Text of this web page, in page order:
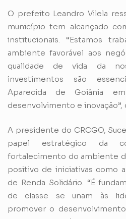
O prefeito Leandro Vilela
município tem alcançado
institucionais. “Estamos
ambiente favorável aos
qualidade de vida da
investimentos são
Aparecida de Goiânia
desenvolvimento e
A presidente do CRCGO,
papel estratégico da
fortalecimento do ambiente
positivo de iniciativas como
de Renda Solidário. “É
de classe se unam às
promover o